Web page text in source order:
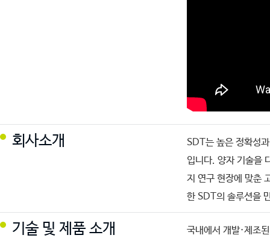
회사소개
SDT는 높은 정확성
입니다. 양자 기술을
지 연구 현장에 맞춘
한 SDT의 솔루션을
기술 및 제품 소개
국내에서 개발·제조